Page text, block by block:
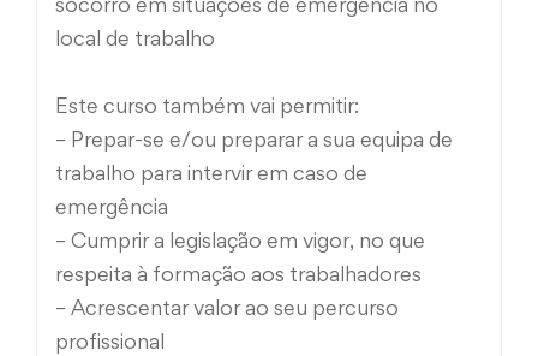
local de trabalho
Este curso também vai permitir:
– Prepar-se e/ou preparar a sua equipa de
trabalho para intervir em caso de
emergência
– Cumprir a legislação em vigor, no que
respeita à formação aos trabalhadores
– Acrescentar valor ao seu percurso
profissional